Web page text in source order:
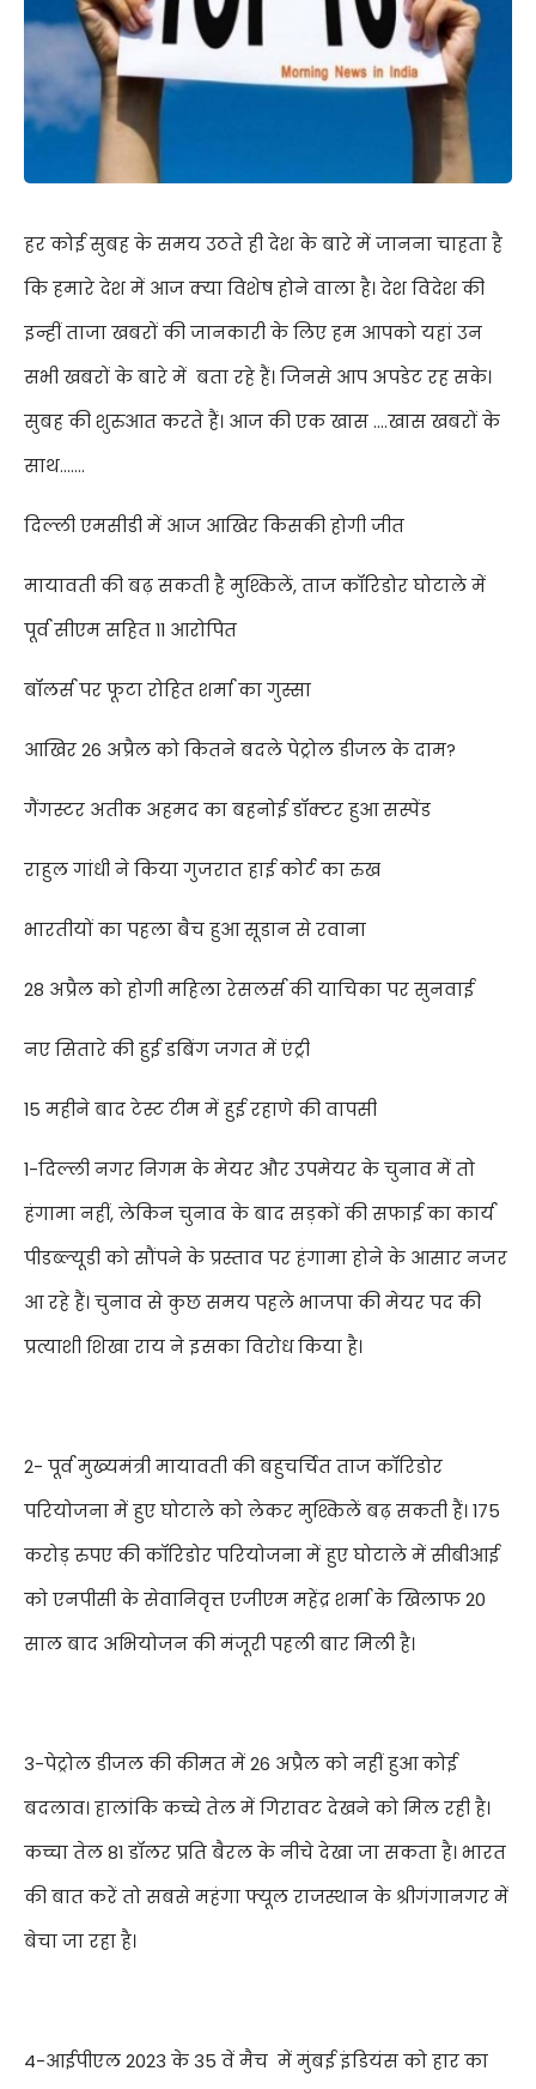
हर कोई सुबह के समय उठते ही देश के बारे में जानना चाहता है
कि हमारे देश में आज क्या विशेष होने वाला है। देश विदेश की
इन्हीं ताजा खबरों की जानकारी के लिए हम आपको यहां उन
सभी खबरों के बारे में बता रहे हैं। जिनसे आप अपडेट रह सके।
सुबह की शुरुआत करते हैं। आज की एक खास ….खास खबरों के
साथ…….
दिल्ली एमसीडी में आज आखिर किसकी होगी जीत
मायावती की बढ़ सकती है मुश्किलें, ताज कॉरिडोर घोटाले में
पूर्व सीएम सहित 11 आरोपित
बॉलर्स पर फूटा रोहित शर्मा का गुस्सा
आखिर 26 अप्रैल को कितने बदले पेट्रोल डीजल के दाम?
गैंगस्टर अतीक अहमद का बहनोई डॉक्टर हुआ सस्पेंड
राहुल गांधी ने किया गुजरात हाई कोर्ट का रुख
भारतीयों का पहला बैच हुआ सूडान से रवाना
28 अप्रैल को होगी महिला रेसलर्स की याचिका पर सुनवाई
नए सितारे की हुई डबिंग जगत में एंट्री
15 महीने बाद टेस्ट टीम में हुई रहाणे की वापसी
1-दिल्ली नगर निगम के मेयर और उपमेयर के चुनाव में तो
हंगामा नहीं, लेकिन चुनाव के बाद सड़कों की सफाई का कार्य
पीडब्ल्यूडी को सौंपने के प्रस्ताव पर हंगामा होने के आसार नजर
आ रहे हैं। चुनाव से कुछ समय पहले भाजपा की मेयर पद की
प्रत्याशी शिखा राय ने इसका विरोध किया है।
2- पूर्व मुख्यमंत्री मायावती की बहुचर्चित ताज कॉरिडोर
परियोजना में हुए घोटाले को लेकर मुश्किलें बढ़ सकती हैं। 175
करोड़ रुपए की कॉरिडोर परियोजना में हुए घोटाले में सीबीआई
को एनपीसी के सेवानिवृत्त एजीएम महेंद्र शर्मा के खिलाफ 20
साल बाद अभियोजन की मंजूरी पहली बार मिली है।
3-पेट्रोल डीजल की कीमत में 26 अप्रैल को नहीं हुआ कोई
बदलाव। हालांकि कच्चे तेल में गिरावट देखने को मिल रही है।
कच्चा तेल 81 डॉलर प्रति बैरल के नीचे देखा जा सकता है। भारत
की बात करें तो सबसे महंगा फ्यूल राजस्थान के श्रीगंगानगर में
बेचा जा रहा है।
4-आईपीएल 2023 के 35 वें मैच में मुंबई इंडियंस को हार का